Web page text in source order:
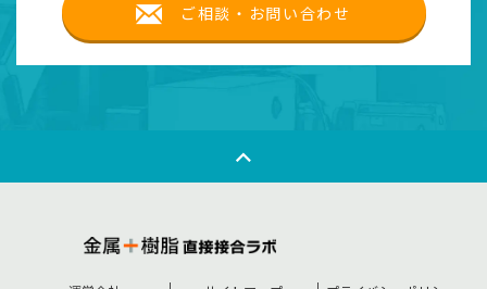
ご相談・お問い合わせ